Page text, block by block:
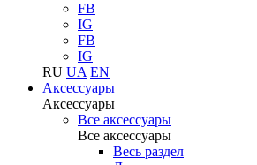
FB
IG
FB
IG
RU UA EN
Аксессуары
Аксессуары
Все аксессуары
Все аксессуары
Весь раздел